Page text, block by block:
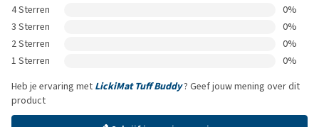
4 Sterren
0%
3 Sterren
0%
2 Sterren
0%
1 Sterren
0%
Heb je ervaring met LickiMat Tuff Buddy? Geef jouw mening over dit
product